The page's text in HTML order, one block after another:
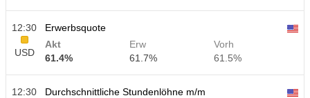
12:30
USD
Erwerbsquote
Akt
61.4%
Erw
61.7%
Vorh
61.5%
12:30
Durchschnittliche Stundenlöhne m/m